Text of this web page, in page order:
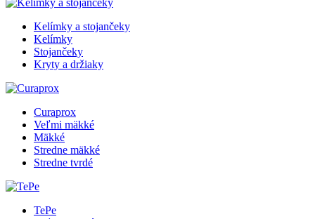
Kelímky a stojančeky
Kelímky
Stojančeky
Kryty a držiaky
Curaprox
Veľmi mäkké
Mäkké
Stredne mäkké
Stredne tvrdé
TePe